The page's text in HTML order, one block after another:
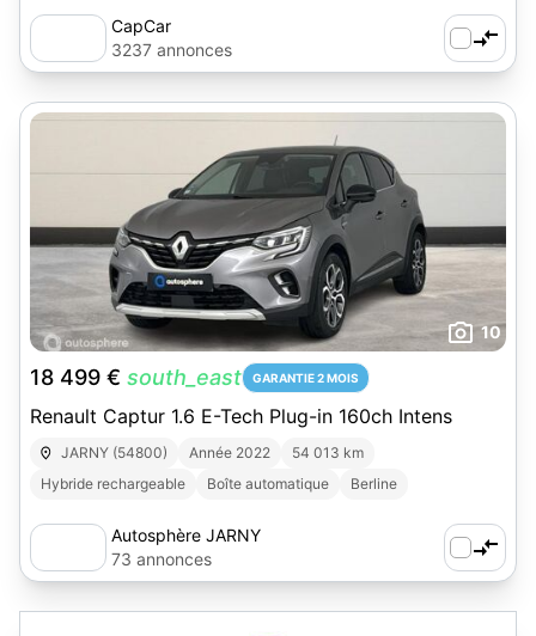
CapCar
3237 annonces
10
18 499 € south_east GARANTIE 2 MOIS
Renault Captur 1.6 E-Tech Plug-in 160ch Intens
JARNY (54800) Année 2022
54 013 km
Hybride rechargeable
Boîte automatique Berline
Autosphère JARNY
73 annonces